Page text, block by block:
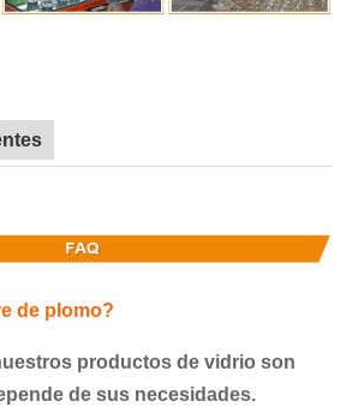
de plomo?
productos de vidrio son
de sus necesidades.